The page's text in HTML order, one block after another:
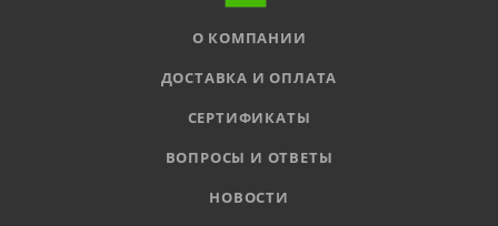
О КОМПАНИИ
ДОСТАВКА И ОПЛАТА
СЕРТИФИКАТЫ
ВОПРОСЫ И ОТВЕТЫ
НОВОСТИ